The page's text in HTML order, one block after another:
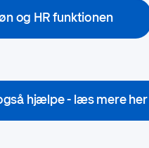
og HR funktionen
hjælpe - læs mere her